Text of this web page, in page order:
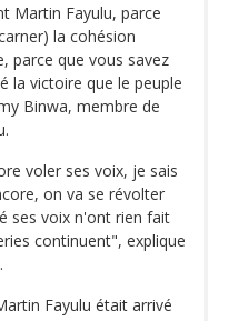
Martin Fayulu, parce
la cohésion
parce que vous savez
la victoire que le peuple
Binwa, membre de
voler ses voix, je sais
on va se révolter
ses voix n'ont rien fait
continuent", explique
Fayulu était arrivé